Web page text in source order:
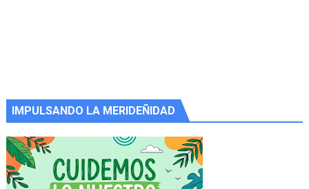
IMPULSANDO LA MERIDEÑIDAD